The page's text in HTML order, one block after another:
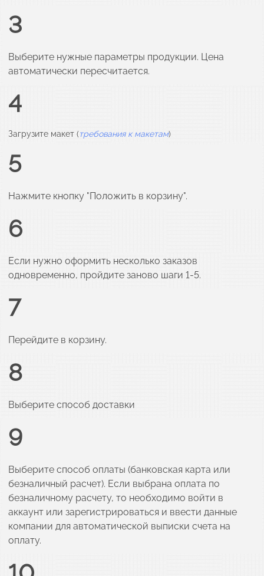
3
Выберите нужные параметры продукции. Цена
автоматически пересчитается.
4
Загрузите макет (требования к макетам)
5
Нажмите кнопку "Положить в корзину".
6
Если нужно оформить несколько заказов
одновременно, пройдите заново шаги 1-5.
7
Перейдите в корзину.
8
Выберите способ доставки
9
Выберите способ оплаты (банковская карта или
безналичный расчет). Если выбрана оплата по
безналичному расчету, то необходимо войти в
аккаунт или зарегистрироваться и ввести данные
компании для автоматической выписки счета на
оплату.